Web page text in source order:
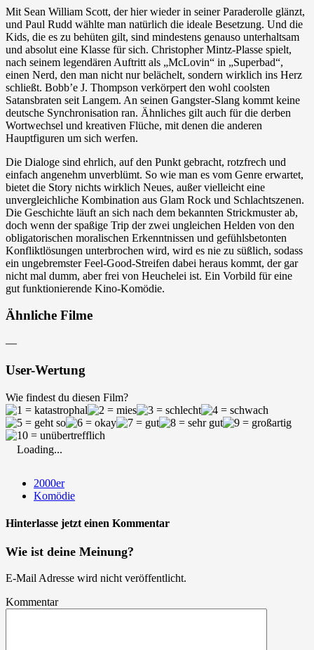
Mit Sean William Scott, der hier wieder in seiner Paraderolle glänzt,
und Paul Rudd wählte man natürlich die ideale Besetzung. Und die
Kids, die es zu behüten gilt, sind mindestens genauso unterhaltsam
und absolut eine Klasse für sich. Christopher Mintz-Plasse spielt,
nach seinem legendären Auftritt als „McLovin“ in „Superbad“,
einen Nerd, den man nicht nur belächelt, sondern wirklich ins Herz
schließt. Bobb’e J. Thompson verkörpert den wohl coolsten
Satansbraten seit Langem. An seinen Gangster-Slang kommt keine
deutsche Synchronisation ran. Ähnliches gilt auch für die derben
Wortwechsel und kreativen Flüche, mit denen die anderen
Hauptfiguren um sich werfen.
Die Dialoge sind ehrlich, auf den Punkt gebracht, rotzfrech und
einfach angenehm unverblümt. So wie man es vom Genre erwartet,
bietet die Story nichts wirklich Neues, außer vielleicht eine
unvergleichliche Kombination aus Glam Rock und Schlachtszenen.
Die Geschichte läuft an sich nach dem bekannten Strickmuster ab,
doch wenn der spaßige Trip der zwei ungleichen Helden von den
obligatorischen moralischen Erkenntnissen und gefühlsbetonten
Konfliktlösungen unterbrochen wird, wird es nie zu süßlich, sodass
ein ungebremster Feel-Good-Streifen dabei heraus kommt, der gar
nicht mal dumm, aber frei von Heuchelei ist. Ein Vorbild für eine
gut funktionierende Kino-Komödie.
Ähnliche Filme
—
User-Wertung
Wie findest du diesen Film?
Loading...
2000er
Komödie
Hinterlasse jetzt einen Kommentar
Wie ist deine Meinung?
E-Mail Adresse wird nicht veröffentlicht.
Kommentar